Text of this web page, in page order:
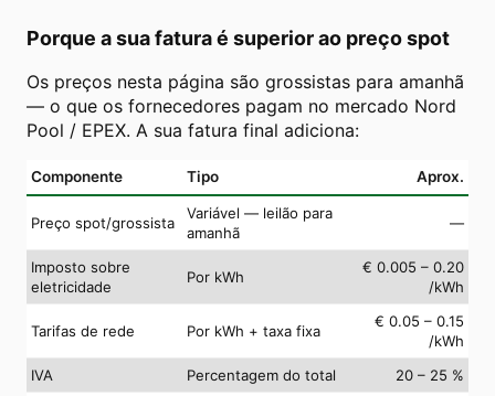
Porque a sua fatura é superior ao preço spot
Os preços nesta página são grossistas para amanhã
— o que os fornecedores pagam no mercado Nord
Pool / EPEX. A sua fatura final adiciona:
Componente Tipo Aprox.
Preço spot/grossista
Variável — leilão para
amanhã
—
Imposto sobre
eletricidade
Por kWh
€ 0.005 – 0.20
/kWh
Tarifas de rede Por kWh + taxa fixa
€ 0.05 – 0.15
/kWh
IVA
Percentagem do total
20 – 25 %